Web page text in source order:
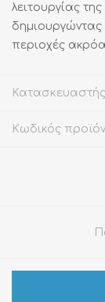
λειτουργίας
δημιουργώντας
περιοχές
Κωδικός